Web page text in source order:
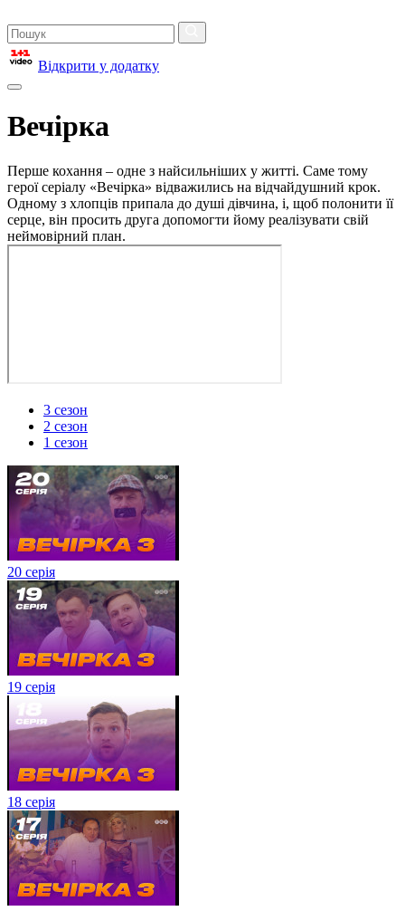
Відкрити у додатку
Вечірка
Перше кохання – одне з найсильніших у житті. Саме тому
герої серіалу «Вечірка» відважились на відчайдушний крок.
Одному з хлопців припала до душі дівчина, і, щоб полонити її
серце, він просить друга допомогти йому реалізувати свій
неймовірний план.
3 сезон
2 сезон
1 сезон
20 серія
19 серія
18 серія